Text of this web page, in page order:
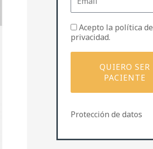
ea
i
l
P
o
í
a
e
i
Acepto la política de
privacidad.
QUIERO SER
PACIENTE
Protección de datos